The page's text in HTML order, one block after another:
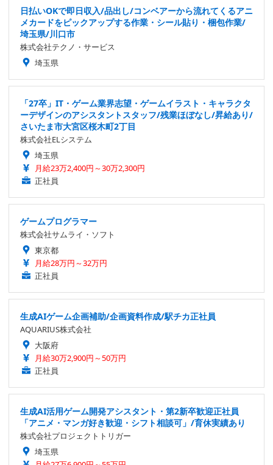
日払いOKで即日収入/品出し/コンベアーから流れてくるアニ
メカードをピックアップする作業・シール貼り・梱包作業/
埼玉県/川口市
株式会社テクノ・サービス
埼玉県
「27卒」IT・ゲーム業界志望・ゲームイラスト・キャラクタ
ーデザインのアシスタントスタッフ/残業ほぼなし/昇給あり/
さいたま市大宮区桜木町2丁目
株式会社ELシステム
埼玉県
月給23万2,400円～30万2,300円
正社員
ゲームプログラマー
株式会社サムライ・ソフト
東京都
月給28万円～32万円
正社員
生成AIゲーム企画補助/企画資料作成/駅チカ正社員
AQUARIUS株式会社
大阪府
月給30万2,900円～50万円
正社員
生成AI活用ゲーム開発アシスタント・第2新卒歓迎正社員
「アニメ・マンガ好き歓迎・シフト相談可」/育休実績あり
株式会社プロジェクトトリガー
埼玉県